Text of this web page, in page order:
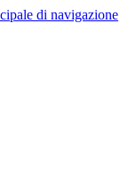
di navigazione